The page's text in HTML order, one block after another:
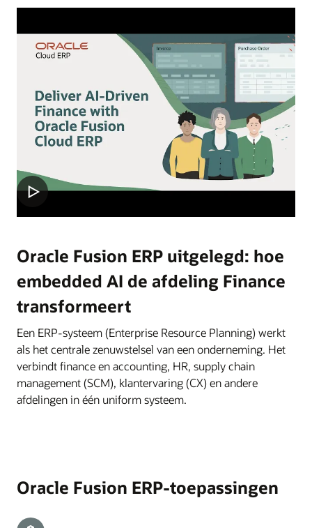
Oracle Fusion ERP uitgelegd: hoe
embedded AI de afdeling Finance
transformeert
Een ERP-systeem (Enterprise Resource Planning) werkt
als het centrale zenuwstelsel van een onderneming. Het
verbindt finance en accounting, HR, supply chain
management (SCM), klantervaring (CX) en andere
afdelingen in één uniform systeem.
Oracle Fusion ERP-toepassingen